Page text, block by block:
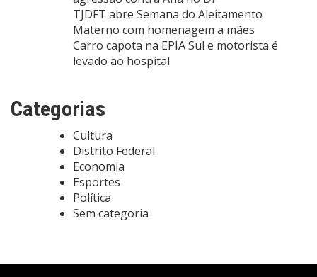
TJDFT abre Semana do Aleitamento
Materno com homenagem a mães
Carro capota na EPIA Sul e motorista é
levado ao hospital
Categorias
Cultura
Distrito Federal
Economia
Esportes
Política
Sem categoria